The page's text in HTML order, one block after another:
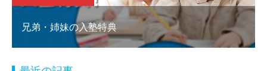
兄弟・姉妹の入塾特典